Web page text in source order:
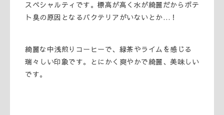
スペシャルティです。標高が高く水が綺麗だからポテ
ト臭の原因となるバクテリアがいないとか…！
綺麗な中浅煎りコーヒーで、緑茶やライムを感じる
瑞々しい印象です。とにかく爽やかで綺麗、美味しい
です。